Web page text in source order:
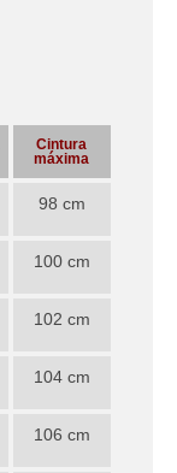
Cintura
máxima
98 cm
100 cm
102 cm
104 cm
106 cm